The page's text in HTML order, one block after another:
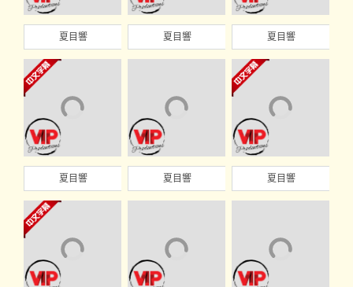
夏目響 夏目響 夏目響
夏目響 夏目響 夏目響